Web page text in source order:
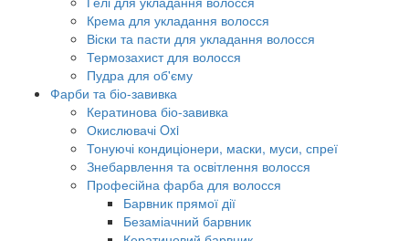
Крема для укладання волосся
Віски та пасти для укладання волосся
Термозахист для волосся
Пудра для об'єму
Фарби та біо-завивка
Кератинова біо-завивка
Окислювачі Oxi
Тонуючі кондиціонери, маски, муси, спреї
Знебарвлення та освітлення волосся
Професійна фарба для волосся
Барвник прямої дії
Безаміачний барвник